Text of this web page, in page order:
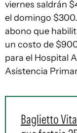
viernes saldrán
el domingo
abono que
un costo de
para el Hospital
Asistencia
Baglietto